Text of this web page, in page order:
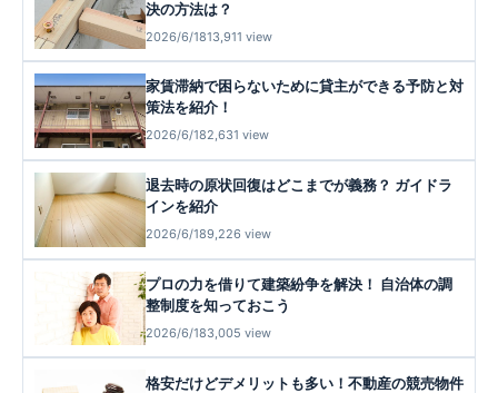
決の方法は？
2026/6/1813,911 view
家賃滞納で困らないために貸主ができる予防と対
策法を紹介！
2026/6/182,631 view
退去時の原状回復はどこまでが義務？ ガイドラ
インを紹介
2026/6/189,226 view
プロの力を借りて建築紛争を解決！ 自治体の調
整制度を知っておこう
2026/6/183,005 view
格安だけどデメリットも多い！不動産の競売物件